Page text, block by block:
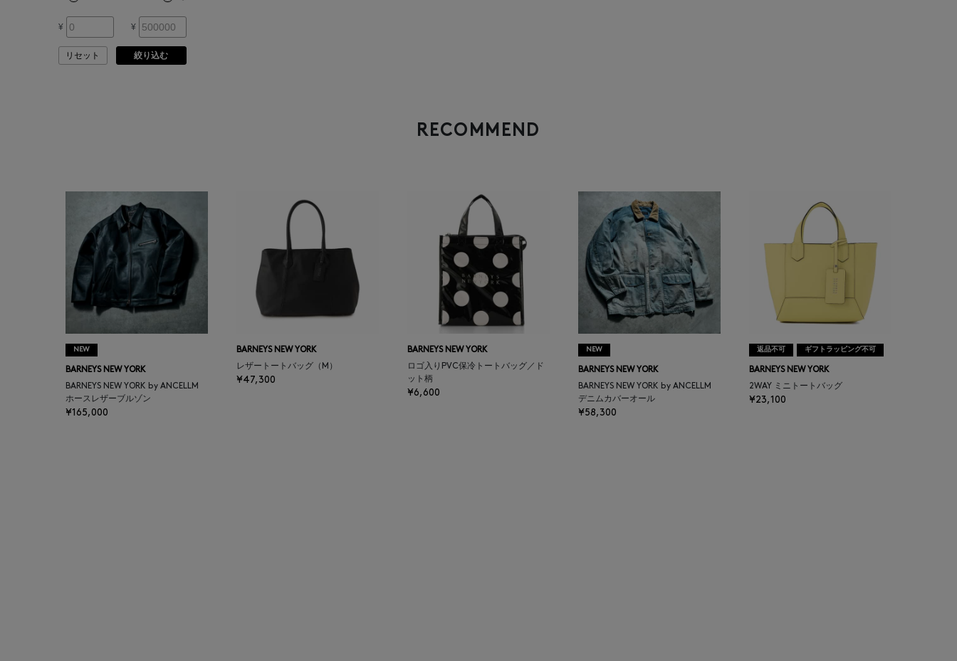
ASAUCE MELER
ATELIER AMBOISE
ATTO VANNUCCI
FIRENZE
AURALEE
AUTRY
BAGUTTA
BAKUNE
¥ ¥
リセット 絞り込む
RECOMMEND
NEW
BARNEYS NEW YORK
BARNEYS NEW YORK by ANCELLM
ホースレザーブルゾン
¥165,000
BARNEYS NEW YORK
レザートートバッグ（M）
¥47,300
BARNEYS NEW YORK
ロゴ入りPVC保冷トートバッグ／ド
ット柄
¥6,600
NEW
BARNEYS NEW YORK
BARNEYS NEW YORK by ANCELLM
デニムカバーオール
¥58,300
返品不可 ギフトラッピング不可
BARNEYS NEW YORK
2WAY ミニトートバッグ
¥23,100